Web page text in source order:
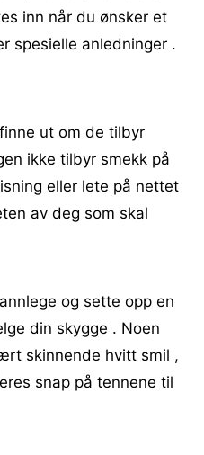
inn når du ønsker et
spesielle anledninger .
ut om de tilbyr
ikke tilbyr smekk på
eller lete på nettet
av deg som skal
og sette opp en
din skygge . Noen
skinnende hvitt smil ,
snap på tennene til